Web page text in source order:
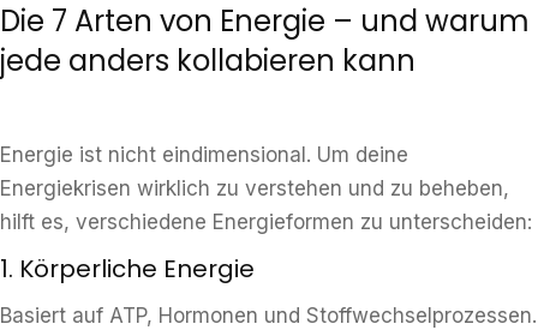
Die 7 Arten von Energie – und warum
jede anders kollabieren kann
Energie ist nicht eindimensional. Um deine
Energiekrisen wirklich zu verstehen und zu beheben,
hilft es, verschiedene Energieformen zu unterscheiden:
1. Körperliche Energie
Basiert auf ATP, Hormonen und Stoffwechselprozessen.